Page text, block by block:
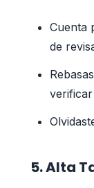
Cuenta
de
5. Alta